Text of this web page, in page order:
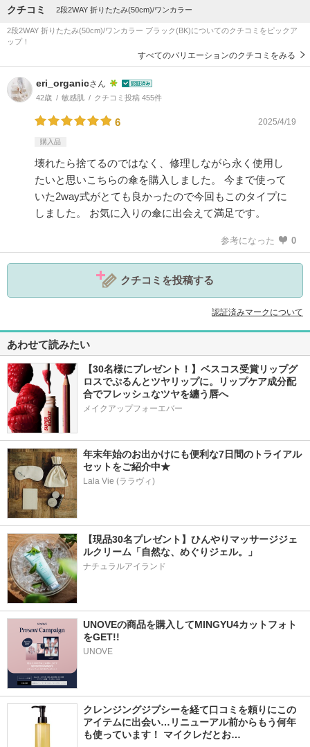
クチコミ 2段2WAY 折りたたみ(50cm)/ワンカラー
2段2WAY 折りたたみ(50cm)/ワンカラー ブラック(BK)についてのクチコミをピックア
ップ！
すべてのバリエーションのクチコミをみる
eri_organicさん
42歳 敏感肌 クチコミ投稿 455件
6 2025/4/19
購入品
壊れたら捨てるのではなく、修理しながら永く使用し
たいと思いこちらの傘を購入しました。 今まで使って
いた2way式がとても良かったので今回もこのタイプに
しました。 お気に入りの傘に出会えて満足です。
参考になった 0
クチコミを投稿する
認証済みマークについて
あわせて読みたい
【30名様にプレゼント！】ベスコス受賞リップグ
ロスでぷるんとツヤリップに。リップケア成分配
合でフレッシュなツヤを纏う唇へ
メイクアップフォーエバー
年末年始のお出かけにも便利な7日間のトライアル
セットをご紹介中★
Lala Vie (ララヴィ)
【現品30名プレゼント】ひんやりマッサージジェ
ルクリーム「自然な、めぐりジェル。」
ナチュラルアイランド
UNOVEの商品を購入してMINGYU4カットフォト
をGET!!
UNOVE
クレンジングジプシーを経て口コミを頼りにこの
アイテムに出会い…リニューアル前からもう何年
も使っています！ マイクレだとお…